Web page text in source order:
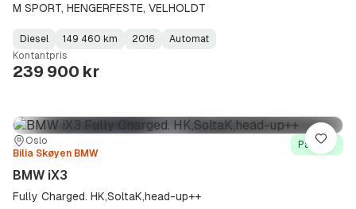
M SPORT, HENGERFESTE, VELHOLDT
Fuel
Type:
Diesel
Kilometerstand :
149 460 km
Model
Year:
2016
Gearbox
Type:
Automat
Kontantpris
239 900 kr
Sted:
Oslo
Forhandler:
Bilia Skøyen BMW
På lager
BMW iX3
Fully Charged. HK,SoltaK,head-up++
Lagre